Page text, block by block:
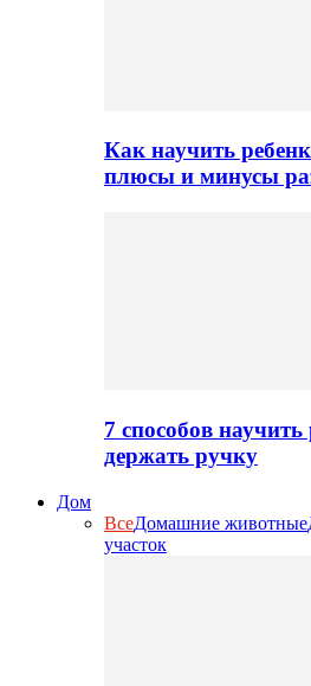
Как научить
плюсы и минусы
7 способов
держать ручку
Дом
ВсеДомашние животные
участок